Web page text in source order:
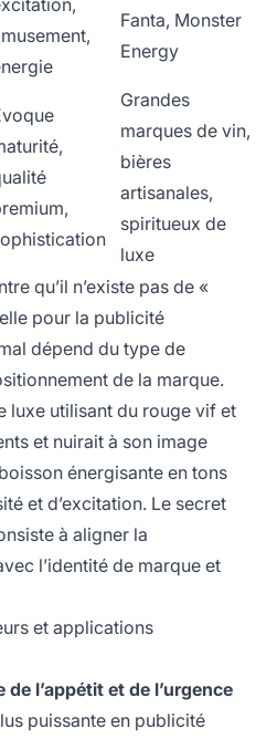
Fanta, Monster
Energy
Grandes
marques de vin,
bières
artisanales,
spiritueux de
luxe
qu’il n’existe pas de «
pour la publicité
dépend du type de
de la marque.
luxe utilisant du rouge vif et
et nuirait à son image
énergisante en tons
et d’excitation. Le secret
à aligner la
l’identité de marque et
et applications
l’appétit et de l’urgence
puissante en publicité